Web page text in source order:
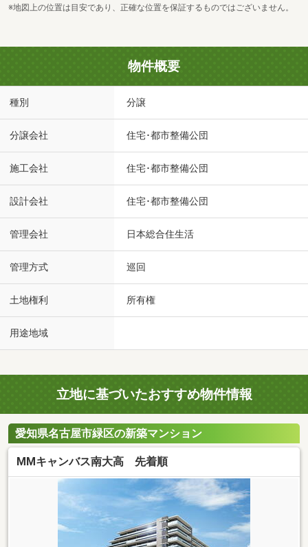
※地図上の位置は目安であり、正確な位置を保証するものではございません。
物件概要
種別 分譲
分譲会社 住宅･都市整備公団
施工会社 住宅･都市整備公団
設計会社 住宅･都市整備公団
管理会社 日本総合住生活
管理方式 巡回
土地権利 所有権
用途地域
立地に基づいたおすすめ物件情報
愛知県名古屋市緑区の新築マンション
MMキャンバス南大高 先着順